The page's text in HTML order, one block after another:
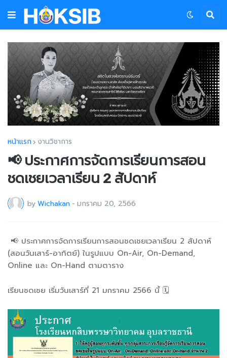
หน้าแรก งานวิชาการ
📢 ประกาศการจัดการเรียนการสอน
ชดเชยเวลาเรียน 2 สัปดาห์
byWichakan - มกราคม 20, 2566
📢 ประกาศการจัดการเรียนการสอนชดเชยเวลาเรียน 2 สัปดาห์
(สอนวันเสาร์-อาทิตย์) ในรูปแบบ On-Air, On-Demand,
Online และ On-Hand ตามตาราง
เรียนชดเชย เริ่มวันเสาร์ที่ 21 มกราคม 2566 นี้ 🗓️